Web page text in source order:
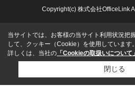
Copyright(c) 株式会社OfficeLink
当サイトでは、お客様の当サイト利用状況把
して、クッキー（Cookie）を使用しています。
詳しくは、当社の 「Cookieの取扱いについて」
閉じる